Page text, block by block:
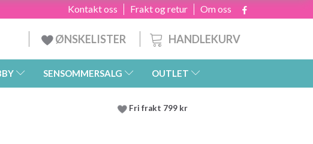
Om oss
Frakt og retur
Kontakt oss
HANDLEKURV
ØNSKELISTER
SENSOMMERSALG OUTLET
Fri frakt 799 kr